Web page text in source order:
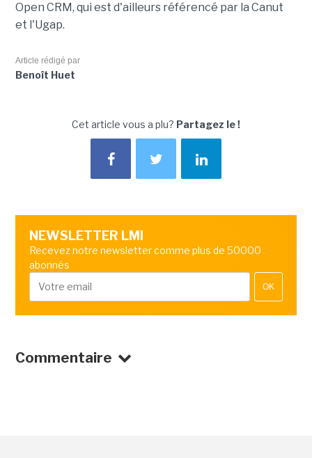
Open CRM, qui est d'ailleurs référencé par la Canut
et l'Ugap.
Article rédigé par
Benoît Huet
Cet article vous a plu? Partagez le !
NEWSLETTER LMI
Recevez notre newsletter comme plus de 50000
abonnés
OK
Commentaire